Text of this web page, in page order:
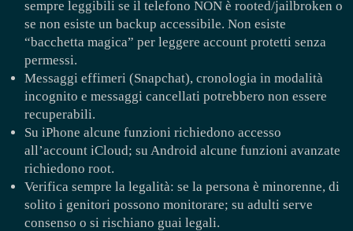
sempre leggibili se il telefono NON è rooted/jailbroken o
se non esiste un backup accessibile. Non esiste
“bacchetta magica” per leggere account protetti senza
permessi.
Messaggi effimeri (Snapchat), cronologia in modalità
incognito e messaggi cancellati potrebbero non essere
recuperabili.
Su iPhone alcune funzioni richiedono accesso
all’account iCloud; su Android alcune funzioni avanzate
richiedono root.
Verifica sempre la legalità: se la persona è minorenne, di
solito i genitori possono monitorare; su adulti serve
consenso o si rischiano guai legali.